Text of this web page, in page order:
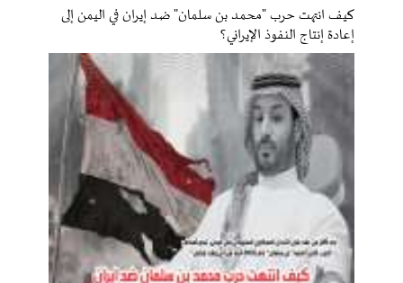
كيف انتهت حرب "محمد بن سلمان" ضد إيران في اليمن إلى
إعادة إنتاج النفوذ الإيراني؟